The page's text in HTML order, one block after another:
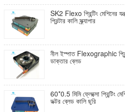
SK2 Flexo প্রিন্টিং মেশিনের
প্রিন্টার কালি স্ক্র্যাপার
নীল ইস্পাত Flexographic
ডাক্তার ব্লেড
60*0.5 মিমি ফ্লেক্সো প্রিন্টিং
ডক্টর ব্লেড কালি ছুরি